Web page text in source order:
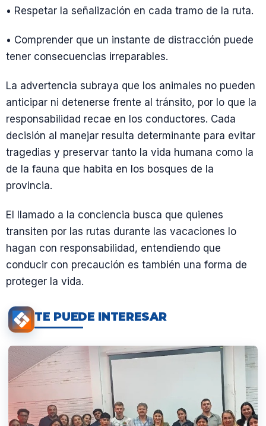
• Respetar la señalización en cada tramo de la ruta.
• Comprender que un instante de distracción puede
tener consecuencias irreparables.
La advertencia subraya que los animales no pueden
anticipar ni detenerse frente al tránsito, por lo que la
responsabilidad recae en los conductores. Cada
decisión al manejar resulta determinante para evitar
tragedias y preservar tanto la vida humana como la
de la fauna que habita en los bosques de la
provincia.
El llamado a la conciencia busca que quienes
transiten por las rutas durante las vacaciones lo
hagan con responsabilidad, entendiendo que
conducir con precaución es también una forma de
proteger la vida.
TE PUEDE INTERESAR